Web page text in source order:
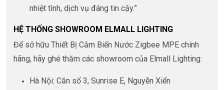
nhiệt tình, dịch vụ đáng tin cậy.”
HỆ THỐNG SHOWROOM ELMALL LIGHTING
Để sở hữu Thiết Bị Cảm Biến Nước Zigbee MPE chính
hãng, hãy ghé thăm các showroom của Elmall Lighting:
Hà Nội: Căn số 3, Sunrise E, Nguyễn Xiển